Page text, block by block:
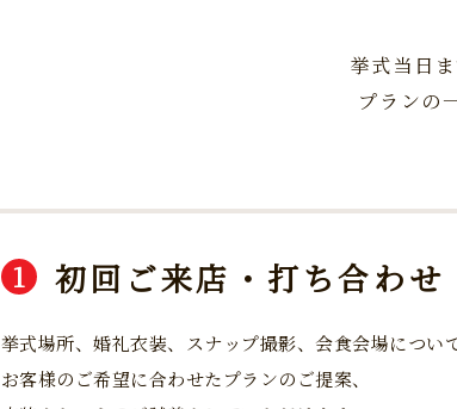
挙式当日
プランの
1 初回ご来店・打ち合わせ
挙式場所、婚礼衣装、スナップ撮影、会食会場につい
お客様のご希望に合わせたプランのご提案、